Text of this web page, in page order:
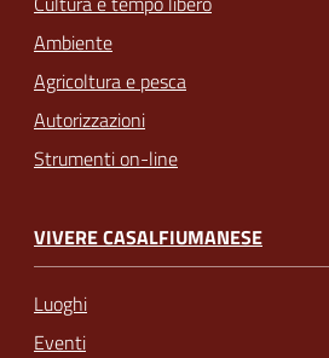
Ambiente
Agricoltura e pesca
Autorizzazioni
Strumenti on-line
VIVERE CASALFIUMANESE
Luoghi
Eventi